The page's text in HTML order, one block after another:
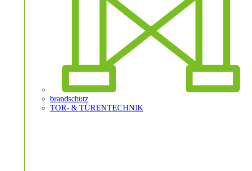
brandschutz
TOR- & TÜRENTECHNIK